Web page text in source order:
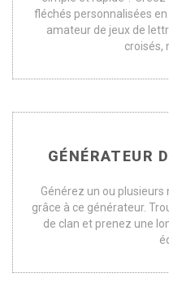
fléchés personnalisées
amateur de jeux de
croisés,
GÉNÉRATEUR
Générez un ou
grâce à ce générateur.
de clan et prenez une